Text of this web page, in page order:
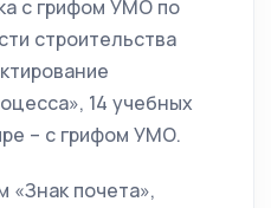
с грифом УМО по
строительства
14 учебных
– с грифом УМО.
«Знак почета»,